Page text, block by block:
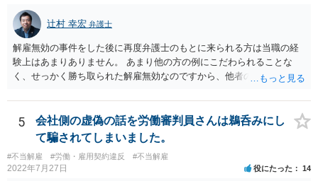
辻村 幸宏 弁護士
解雇無効の事件をした後に再度弁護士のもとに来られる方は当職の経
験上はあまりありません。 あまり他の方の例にこだわられることな
く、せっかく勝ち取られた解雇無効なのですから、他者の目を気にせ
味が悪いことには変わりませんが、通常の会社であれば、法的に見て
解雇が認められなかった以上、以後の対応については注意されること
の方が多く、嫌がらせのようなことをしてさらに紛争化することは避
けると思います。正攻法で解雇が認められないことに業をにやして、
心理的な追い込みにより精神疾患による失職を狙うような会社もなき
にしもあらずですが、そのような会社であれば、いたずらに在籍して
5
会社側の虚偽の話を労働審判員さんは鵜呑みにし
て騙されてしまいました。
#不当解雇 #労働・雇用契約違反 #不当解雇
2022年7月27日 役にたった 14